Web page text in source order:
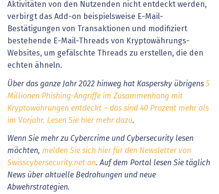
Aktivitäten von den Nutzenden nicht entdeckt werden,
verbirgt das Add-on beispielsweise E-Mail-
Bestätigungen von Transaktionen und modifiziert
bestehende E-Mail-Threads von Kryptowährungs-
Websites, um gefälschte Threads zu erstellen, die den
echten ähneln.
Über das ganze Jahr 2022 hinweg hat Kaspersky übrigens 5
Millionen Phishing-Angriffe im Zusammenhang mit
Kryptowährungen entdeckt – das sind 40 Prozent mehr als
im Vorjahr. Lesen Sie hier mehr dazu.
Wenn Sie mehr zu Cybercrime und Cybersecurity lesen
möchten, melden Sie sich hier für den Newsletter von
Swisscybersecurity.net an. Auf dem Portal lesen Sie täglich
News über aktuelle Bedrohungen und neue
Abwehrstrategien.